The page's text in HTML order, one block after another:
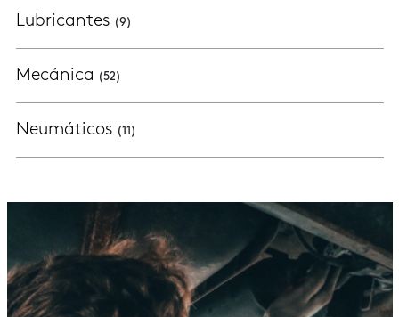
Lubricantes (9)
Mecánica (52)
Neumáticos (11)